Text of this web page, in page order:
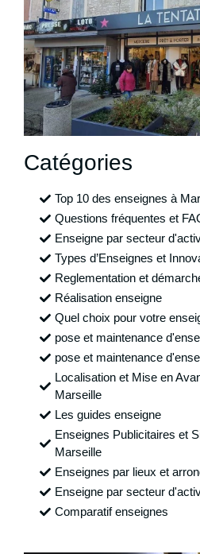
Catégories
Top 10 des enseignes à
Questions fréquentes et
Enseigne par secteur
Types d’Enseignes et
Reglementation et
Réalisation enseigne
Quel choix pour votre
pose et maintenance
pose et maintenance
Localisation et Mise en
Marseille
Les guides enseigne
Enseignes Publicitaires et
Marseille
Enseignes par lieux et
Enseigne par secteur
Comparatif enseignes